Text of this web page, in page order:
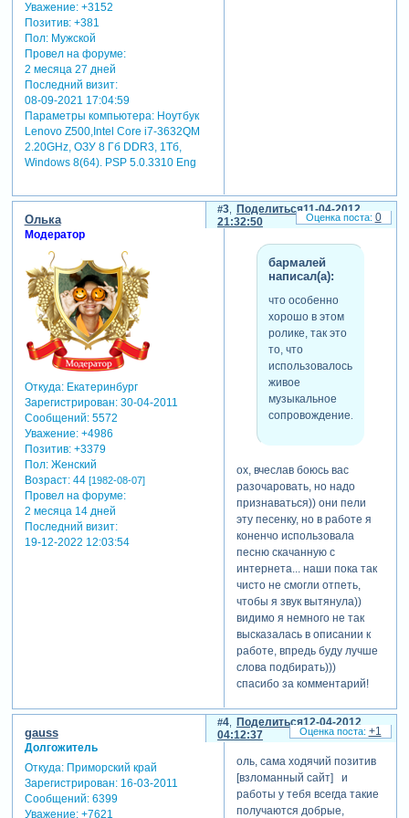
Уважение: +3152
Позитив: +381
Пол:Мужской
Провел на форуме:
2 месяца 27 дней
Последний визит:
08-09-2021 17:04:59
Параметры компьютера:Ноутбук
Lenovo Z500,Intel Core i7-3632QM
2.20GHz, ОЗУ 8 Гб DDR3, 1Тб,
Windows 8(64). PSP 5.0.3310 Eng
Поделиться
3
11-04-2012
21:32:50
Олька
Модератор
Откуда:Екатеринбург
Зарегистрирован: 30-04-2011
Сообщений:5572
Уважение: +4986
Позитив: +3379
Пол:Женский
Возраст:44 [1982-08-07]
Провел на форуме:
2 месяца 14 дней
Последний визит:
19-12-2022 12:03:54
бармалей
написал(а):
что особенно
хорошо в этом
ролике, так это
то, что
использовалось
живое
музыкальное
сопровождение.
ох, вчеслав боюсь вас
разочаровать, но надо
признаваться)) они пели
эту песенку, но в работе я
коненчо использовала
песню скачанную с
интернета... наши пока так
чисто не смогли отпеть,
чтобы я звук вытянула))
видимо я немного не так
высказалась в описании к
работе, впредь буду лучше
слова подбирать)))
спасибо за комментарий!
myfasol
написал(а):
ребёнок
смотрел вместе
со мной и
пританцовывал
0
Поделиться
4
12-04-2012
04:12:37
gauss
Долгожитель
Откуда:Приморский край
Зарегистрирован: 16-03-2011
Сообщений:6399
Уважение: +7621
оль, сама ходячий позитив
[взломанный сайт] и
работы у тебя всегда такие
получаются добрые,
+1